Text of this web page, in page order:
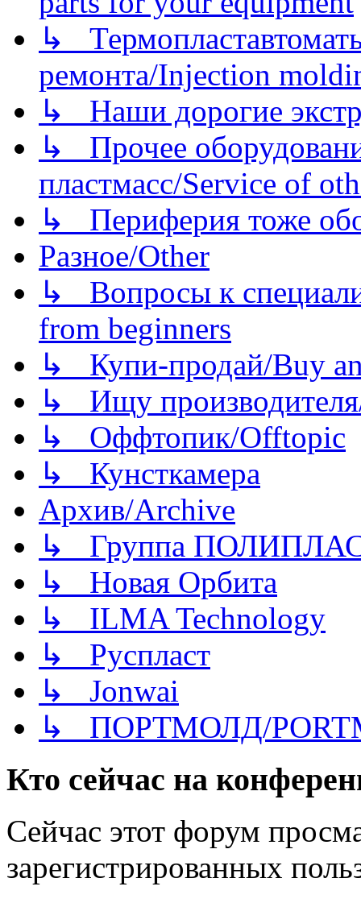
↳
ремонта/Injection
↳ Наши дорогие
↳ Прочее
пластмасс/Service of
↳ Периферия тоже
Разное/Other
↳ Вопросы к
from beginners
↳ Купи-продай/Buy
↳ Ищу
↳ Оффтопик/Offtopic
↳ Кунсткамера
Архив/Archive
↳ Группа
↳ Новая Орбита
↳ ILMA Technology
↳ Руспласт
↳ Jonwai
↳ ПОРТМОЛД/
Кто сейчас на
Сейчас этот форум
зарегистрированных